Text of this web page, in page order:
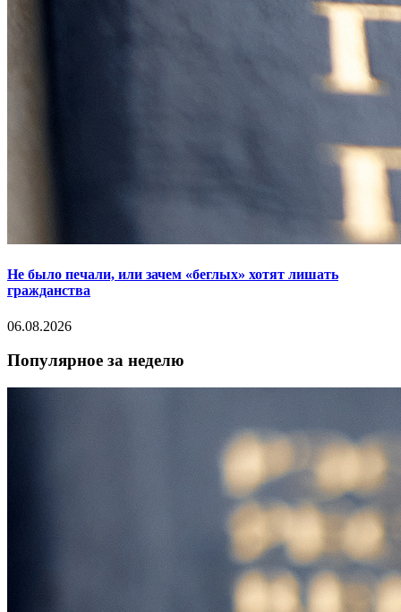
Не было печали, или зачем «беглых» хотят лишать
гражданства
06.08.2026
Популярное за неделю